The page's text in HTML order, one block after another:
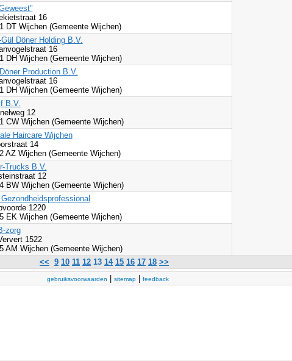
16
DT Wijchen (Gemeente Wijchen)
Gül Döner Holding B.V.
16
DH Wijchen (Gemeente Wijchen)
Production B.V.
16
DH Wijchen (Gemeente Wijchen)
B.V.
12
CW Wijchen (Gemeente Wijchen)
Haircare Wijchen
14
AZ Wijchen (Gemeente Wijchen)
Trucks B.V.
12
BW Wijchen (Gemeente Wijchen)
Gezondheidsprofessional
1220
EK Wijchen (Gemeente Wijchen)
zorg
1522
AM Wijchen (Gemeente Wijchen)
<< 9 10 11 12 13 14 15 16 17 18 >>
gebruiksvoorwaarden sitemap feedback